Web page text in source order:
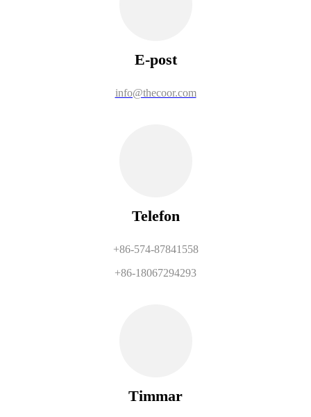
E-post
info@thecoor.com
Telefon
+86-574-87841558
+86-18067294293
Timmar